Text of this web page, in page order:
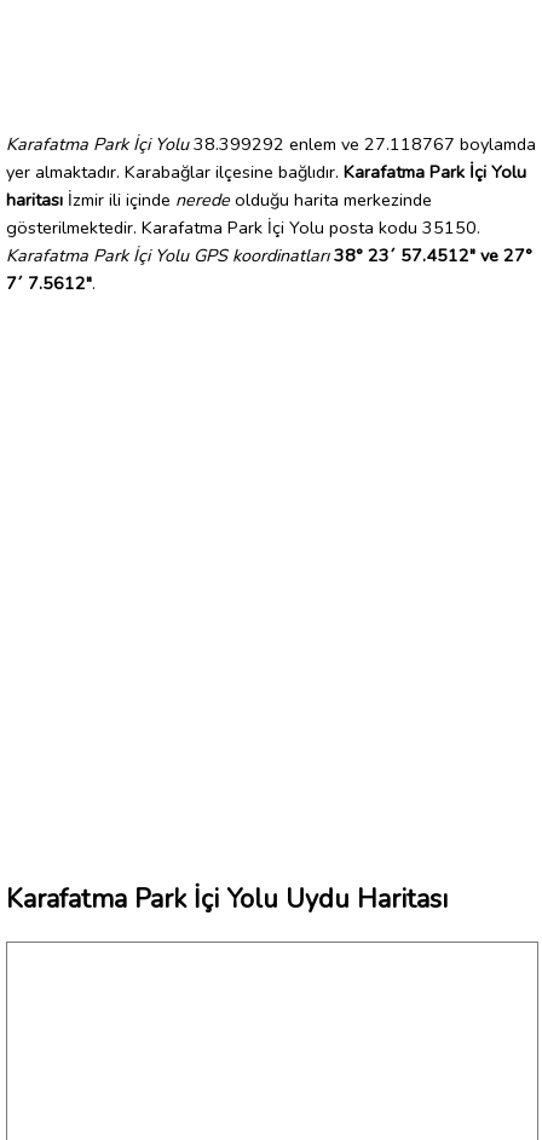
Karafatma Park İçi Yolu38.399292 enlem ve 27.118767 boylamda
yer almaktadır. Karabağlar ilçesine bağlıdır. Karafatma Park İçi Yolu
haritası İzmir ili içinde nerede olduğu harita merkezinde
gösterilmektedir. Karafatma Park İçi Yolu posta kodu 35150.
Karafatma Park İçi Yolu GPS koordinatları 38° 23´ 57.4512" ve 27°
7´ 7.5612".
Karafatma Park İçi Yolu Uydu Haritası